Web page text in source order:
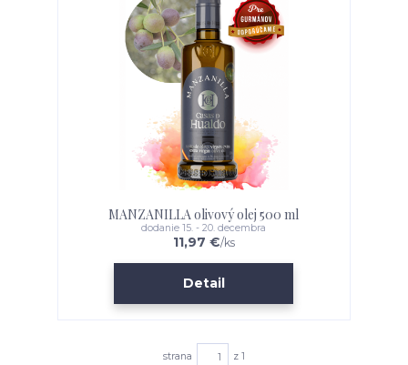
MANZANILLA olivový olej 500 ml
11,97 €/ks
dodanie 15. - 20. decembra
Detail
strana z 1